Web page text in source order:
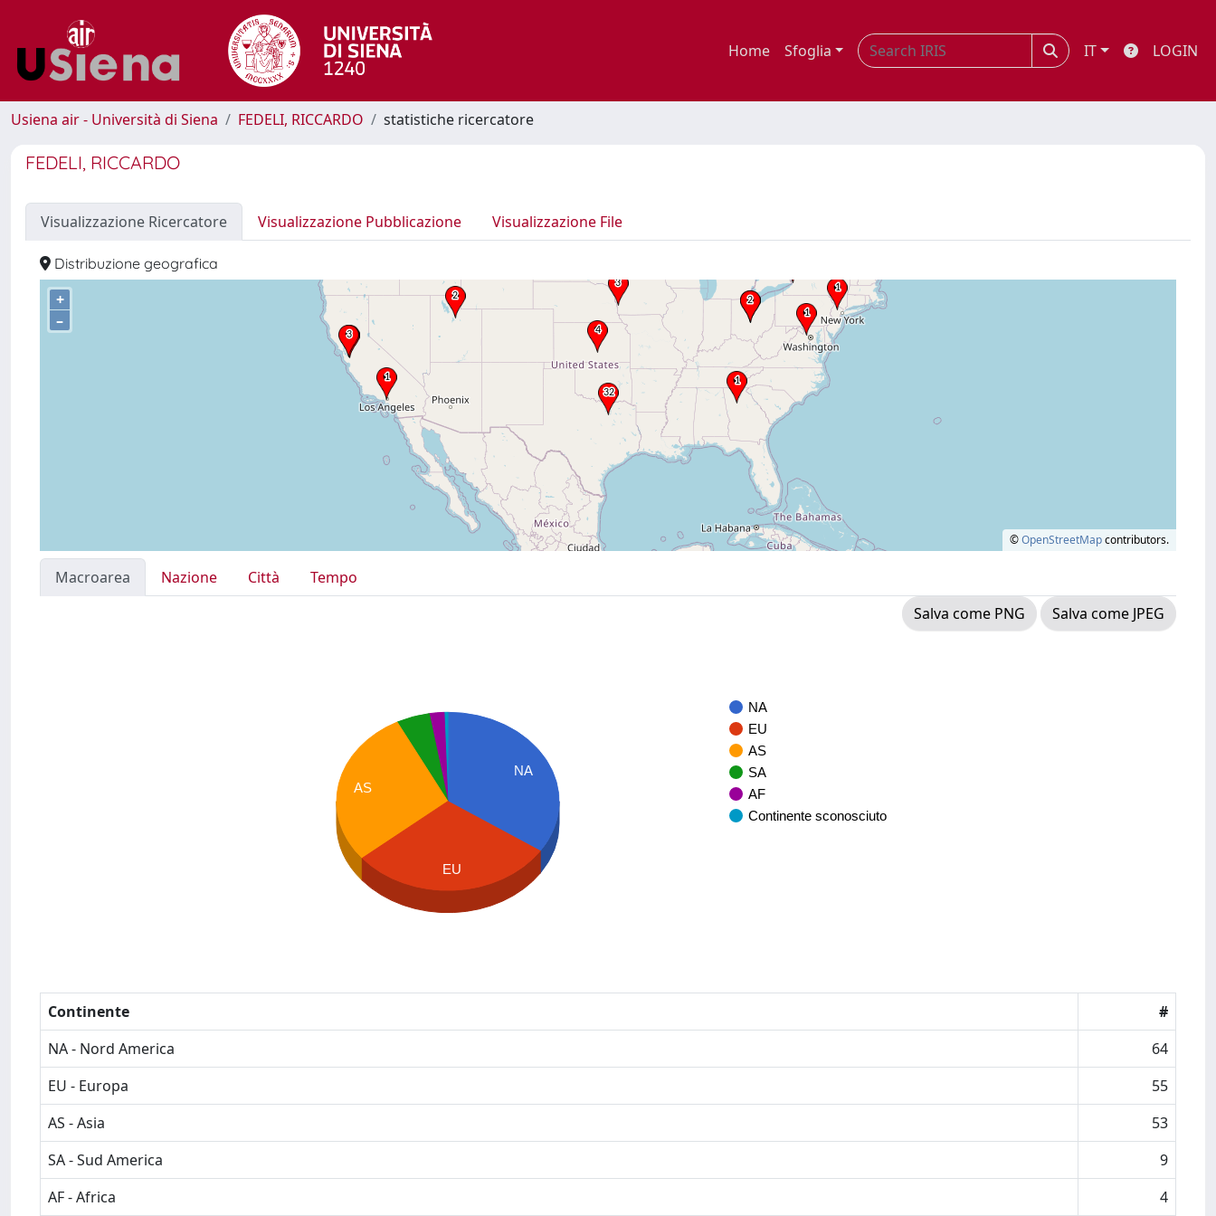
Home Sfoglia IT LOGIN
Usiena air - Università di Siena FEDELI, RICCARDO statistiche ricercatore
FEDELI, RICCARDO
Visualizzazione Ricercatore Visualizzazione Pubblicazione Visualizzazione File
Distribuzione geografica
+
–
©OpenStreetMapcontributors.
Macroarea Nazione Città
Tempo
Salva come PNG
Salva come JPEG
NA
EU
AS
SA
AF
Continente sconosciuto
NA
AS
EU
Continente
#
NA - Nord America
64
EU - Europa
55
AS - Asia
53
SA - Sud America
9
AF - Africa
4